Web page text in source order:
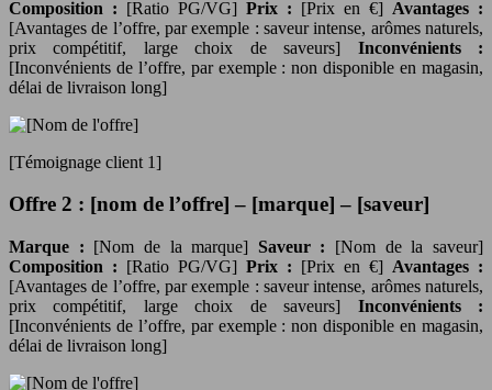
Composition : [Ratio PG/VG] Prix : [Prix en €] Avantages :
[Avantages de l’offre, par exemple : saveur intense, arômes naturels,
prix compétitif, large choix de saveurs] Inconvénients :
[Inconvénients de l’offre, par exemple : non disponible en magasin,
délai de livraison long]
[Témoignage client 1]
Offre 2 : [nom de l’offre] – [marque] – [saveur]
Marque : [Nom de la marque] Saveur : [Nom de la saveur]
Composition : [Ratio PG/VG] Prix : [Prix en €] Avantages :
[Avantages de l’offre, par exemple : saveur intense, arômes naturels,
prix compétitif, large choix de saveurs] Inconvénients :
[Inconvénients de l’offre, par exemple : non disponible en magasin,
délai de livraison long]